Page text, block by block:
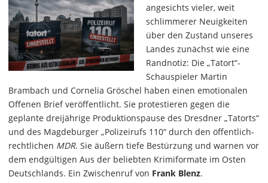
angesichts vieler, weit
schlimmerer Neuigkeiten
über den Zustand unseres
Landes zunächst wie eine
Randnotiz: Die „Tatort“-
Schauspieler Martin
Brambach und Cornelia Gröschel haben einen emotionalen
Offenen Brief veröffentlicht. Sie protestieren gegen die
geplante dreijährige Produktionspause des Dresdner „Tatorts“
und des Magdeburger „Polizeirufs 110“ durch den öffentlich-
rechtlichen MDR. Sie äußern tiefe Bestürzung und warnen vor
dem endgültigen Aus der beliebten Krimiformate im Osten
Deutschlands. Ein Zwischenruf von Frank Blenz.